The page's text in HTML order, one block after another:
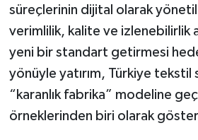
süreçlerinin dijital olarak
verimlilik, kalite ve izlenebilirlik
yeni bir standart getirmesi
yönüyle yatırım, Türkiye tekstil
“karanlık fabrika” modeline
örneklerinden biri olarak